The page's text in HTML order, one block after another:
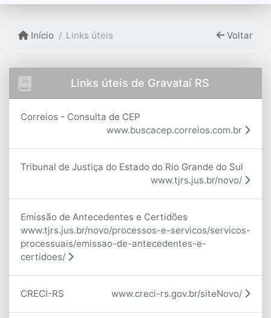
Início Links úteis Voltar
Links úteis de Gravataí RS
Correios - Consulta de CEP
www.buscacep.correios.com.br
Tribunal de Justiça do Estado do Rio Grande do Sul
www.tjrs.jus.br/novo/
Emissão de Antecedentes e Certidões
www.tjrs.jus.br/novo/processos-e-servicos/servicos-
processuais/emissao-de-antecedentes-e-
certidoes/
CRECI-RS www.creci-rs.gov.br/siteNovo/